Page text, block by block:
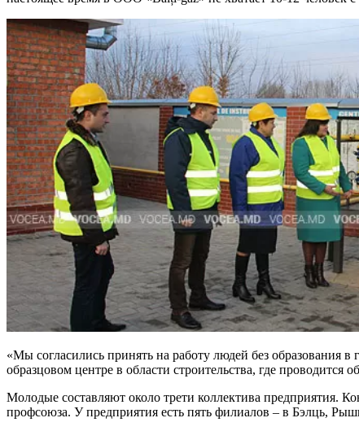
«Мы согласились принять на работу лю­дей без образования
образцовом центре в области строительства, где
Молодые составляют около трети кол­лектива предприятия.
профсоюза. У пред­приятия есть пять филиалов – в Бэлць,